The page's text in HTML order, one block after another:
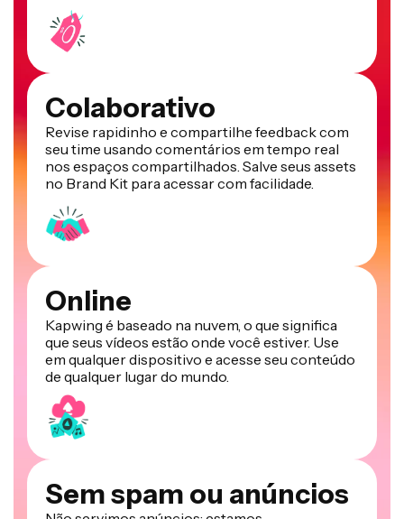
Colaborativo
Revise rapidinho e compartilhe feedback com
seu time usando comentários em tempo real
nos espaços compartilhados. Salve seus assets
no Brand Kit para acessar com facilidade.
Online
Kapwing é baseado na nuvem, o que significa
que seus vídeos estão onde você estiver. Use
em qualquer dispositivo e acesse seu conteúdo
de qualquer lugar do mundo.
Sem spam ou anúncios